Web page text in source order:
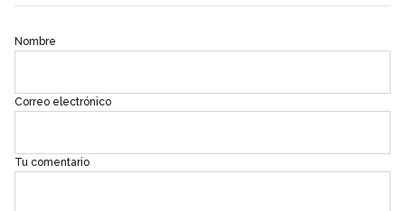
Nombre
Correo electrónico
Tu comentario